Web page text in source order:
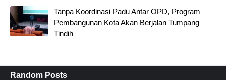
Tanpa Koordinasi Padu Antar OPD, Program
Pembangunan Kota Akan Berjalan Tumpang
Tindih
Random Posts